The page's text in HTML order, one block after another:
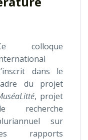
colloque
dans le
du projet
, projet
recherche
sur
rapports